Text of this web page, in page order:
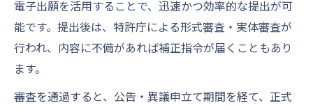
電子出願を活用することで、迅速かつ効率的な提出が可
能です。提出後は、特許庁による形式審査・実体審査が
行われ、内容に不備があれば補正指令が届くこともあり
ます。
審査を通過すると、公告・異議申立て期間を経て、正式